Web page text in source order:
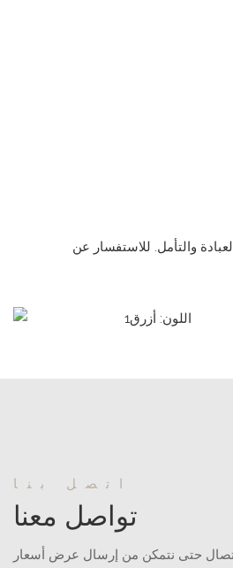
والتأمل. للاستفسار عن
اتصل بنا
تواصل معنا
حتى نتمكن من إرسال عرض أسعار